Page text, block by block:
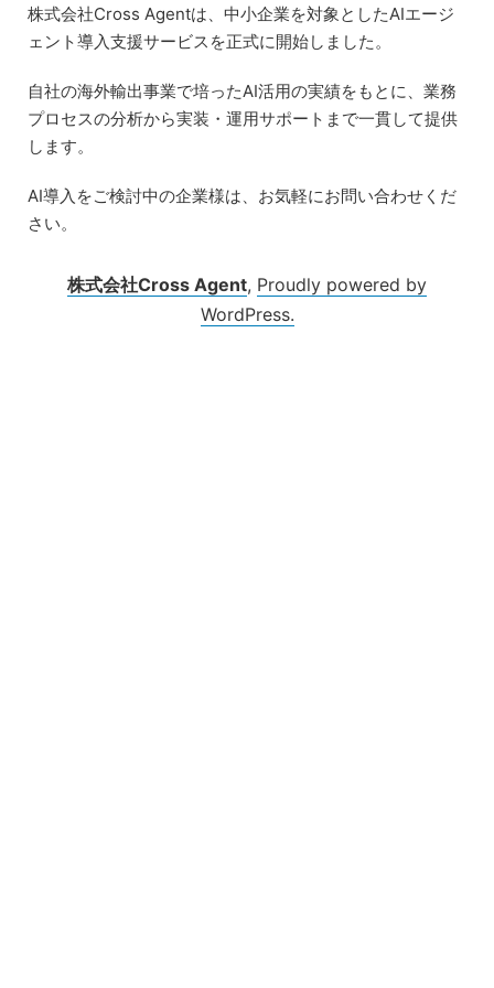
Skip株式会社Cross Agentは、中小企業を対象としたAIエージ
ェント導入支援サービスを正式に開始しました。
自社の海外輸出事業で培ったAI活用の実績をもとに、業務
プロセスの分析から実装・運用サポートまで一貫して提供
します。
AI導入をご検討中の企業様は、お気軽にお問い合わせくだ
さい。
株式会社Cross Agent, Proudly powered by
WordPress.